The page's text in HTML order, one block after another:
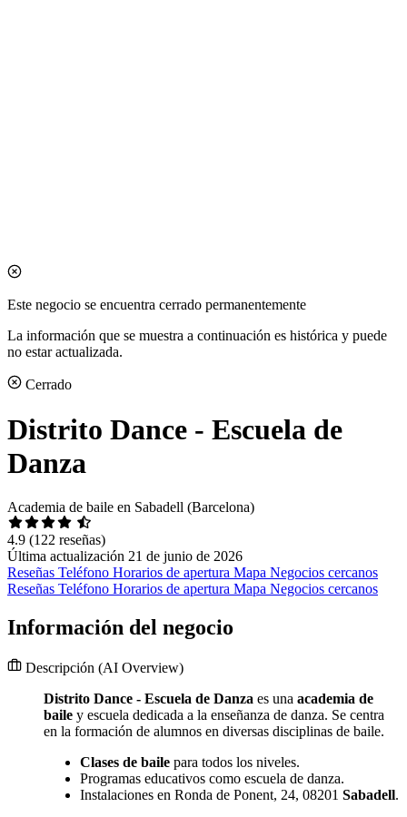
Este negocio se encuentra cerrado permanentemente
La información que se muestra a continuación es histórica y puede
no estar actualizada.
Cerrado
Distrito Dance - Escuela de
Danza
Academia de baile en Sabadell (Barcelona)
4.9 (122 reseñas)
Última actualización 21 de junio de 2026
Reseñas Teléfono Horarios de apertura Mapa Negocios cercanos
Reseñas Teléfono Horarios de apertura Mapa Negocios cercanos
Información del negocio
Descripción (AI Overview)
Distrito Dance - Escuela de Danza es una academia de
baile y escuela dedicada a la enseñanza de danza. Se centra
en la formación de alumnos en diversas disciplinas de baile.
Clases de baile para todos los niveles.
Programas educativos como escuela de danza.
Instalaciones en Ronda de Ponent, 24, 08201 Sabadell.